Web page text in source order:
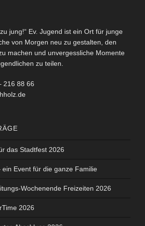
zu jung!“ Ev. Jugend ist ein Ort für junge
von Morgen neu zu gestalten, den
machen und unvergessliche Momente
zu teilen.
216 88 66
das Stadtfest 2026
ein Event für die ganze Familie
Wochenende Freizeiten 2026
2026